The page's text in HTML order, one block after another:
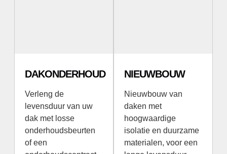
DAKONDERHOUD
Verleng de
levensduur van uw
dak met losse
onderhoudsbeurten
of een
NIEUWBOUW
Nieuwbouw van
daken met
hoogwaardige
isolatie en duurzame
materialen, voor een